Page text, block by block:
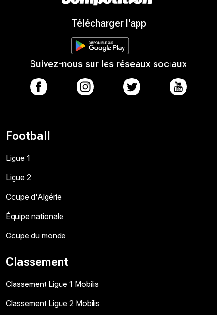
Télécharger l'app
Suivez-nous sur les réseaux sociaux
Football
Ligue 1
Ligue 2
Coupe d'Algérie
Équipe nationale
Coupe du monde
Classement
Classement Ligue 1 Mobilis
Classement Ligue 2 Mobilis